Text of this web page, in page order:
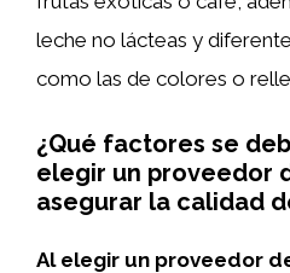
leche no lácteas y
como las de colores o
¿Qué factores se
elegir un proveedor
asegurar la calidad
Al elegir un proveedor